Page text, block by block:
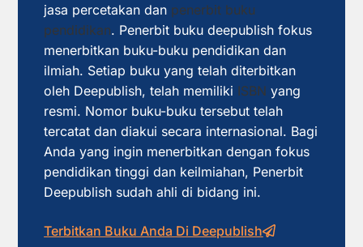
jasa percetakan dan penerbit buku
pendidikan. Penerbit buku deepublish fokus
menerbitkan buku-buku pendidikan dan
ilmiah. Setiap buku yang telah diterbitkan
oleh Deepublish, telah memiliki ISBN yang
resmi. Nomor buku-buku tersebut telah
tercatat dan diakui secara internasional. Bagi
Anda yang ingin menerbitkan dengan fokus
pendidikan tinggi dan keilmiahan, Penerbit
Deepublish sudah ahli di bidang ini.
Terbitkan Buku Anda Di Deepublish